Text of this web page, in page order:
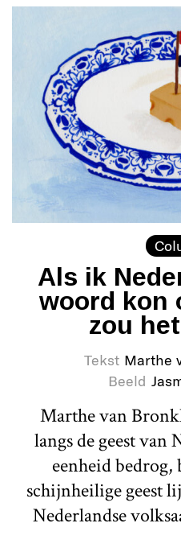
Als ik
woord kon
zou
Tekst Marthe
Beeld
Marthe van
langs de geest van
eenheid
schijnheilige geest
Nederlandse